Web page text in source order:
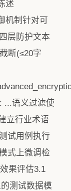
述
机制针对可
层防护文本
断(≤20字
...语义过滤使
立行业术语
试用例执行
式上微调检
果评估3.1
测试数据模